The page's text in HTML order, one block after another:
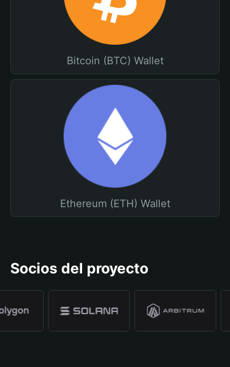
Bitcoin (BTC) Wallet
Ethereum (ETH) Wallet
Socios del proyecto